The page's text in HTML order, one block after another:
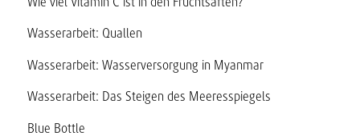
Wasserarbeit: Quallen
Wasserarbeit: Wasserversorgung in Myanmar
Wasserarbeit: Das Steigen des Meeresspiegels
Blue Bottle